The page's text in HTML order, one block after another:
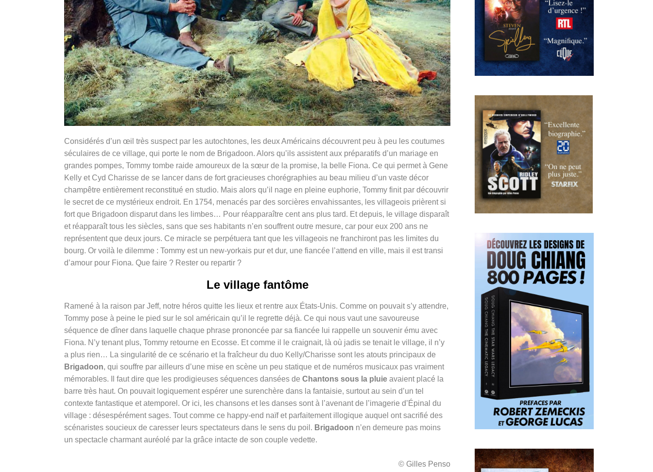
Considérés d’un œil très suspect par les autochtones, les deux Américains découvrent peu à peu les coutumes
séculaires de ce village, qui porte le nom de Brigadoon. Alors qu’ils assistent aux préparatifs d’un mariage en
grandes pompes, Tommy tombe raide amoureux de la sœur de la promise, la belle Fiona. Ce qui permet à Gene
Kelly et Cyd Charisse de se lancer dans de fort gracieuses chorégraphies au beau milieu d’un vaste décor
champêtre entièrement reconstitué en studio. Mais alors qu’il nage en pleine euphorie, Tommy finit par découvrir
le secret de ce mystérieux endroit. En 1754, menacés par des sorcières envahissantes, les villageois prièrent si
fort que Brigadoon disparut dans les limbes… Pour réapparaître cent ans plus tard. Et depuis, le village disparaît
et réapparaît tous les siècles, sans que ses habitants n’en souffrent outre mesure, car pour eux 200 ans ne
représentent que deux jours. Ce miracle se perpétuera tant que les villageois ne franchiront pas les limites du
bourg. Or voilà le dilemme : Tommy est un new-yorkais pur et dur, une fiancée l’attend en ville, mais il est transi
d’amour pour Fiona. Que faire ? Rester ou repartir ?
Le village fantôme
Ramené à la raison par Jeff, notre héros quitte les lieux et rentre aux États-Unis. Comme on pouvait s’y attendre,
Tommy pose à peine le pied sur le sol américain qu’il le regrette déjà. Ce qui nous vaut une savoureuse
séquence de dîner dans laquelle chaque phrase prononcée par sa fiancée lui rappelle un souvenir ému avec
Fiona. N’y tenant plus, Tommy retourne en Ecosse. Et comme il le craignait, là où jadis se tenait le village, il n’y
a plus rien… La singularité de ce scénario et la fraîcheur du duo Kelly/Charisse sont les atouts principaux de
Brigadoon, qui souffre par ailleurs d’une mise en scène un peu statique et de numéros musicaux pas vraiment
mémorables. Il faut dire que les prodigieuses séquences dansées de Chantons sous la pluie avaient placé la
barre très haut. On pouvait logiquement espérer une surenchère dans la fantaisie, surtout au sein d’un tel
contexte fantastique et atemporel. Or ici, les chansons et les danses sont à l’avenant de l’imagerie d’Épinal du
village : désespérément sages. Tout comme ce happy-end naïf et parfaitement illogique auquel ont sacrifié des
scénaristes soucieux de caresser leurs spectateurs dans le sens du poil. Brigadoon n’en demeure pas moins
un spectacle charmant auréolé par la grâce intacte de son couple vedette.
© Gilles Penso